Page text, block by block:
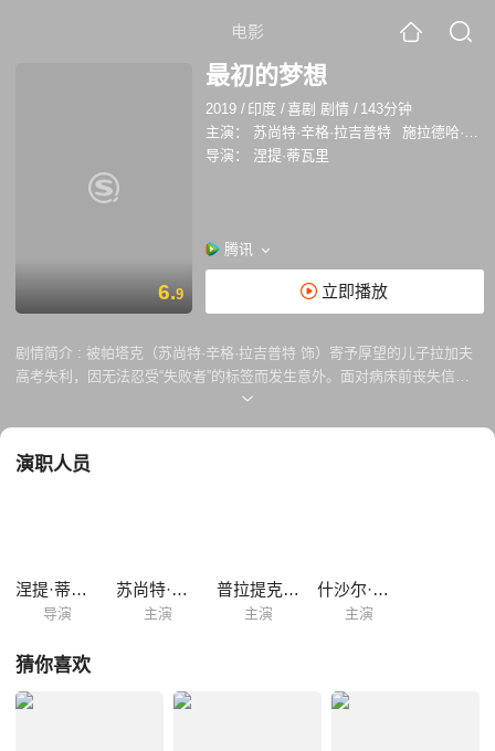
电影
6.9
最初的梦想
2019 / 印度 /喜剧 剧情 / 143分钟
主演：
苏尚特·辛格·拉吉普特
施拉德哈·卡普尔
导演：
涅提·蒂瓦里
腾讯
立即播放
剧情简介 : 被帕塔克（苏尚特·辛格·拉吉普特 饰）寄予厚望的儿子拉加夫
高考失利，因无法忍受“失败者”的标签而发生意外。面对病床前丧失信心
的儿子，帕塔克讲述了大学时代，自己与朋友们以及前妻玛雅（施拉达·卡
演职人员
涅提·蒂瓦里
导演
苏尚特·辛格·拉吉普特
主演
普拉提克·巴巴尔
主演
什沙尔·夏尔马
主演
猜你喜欢